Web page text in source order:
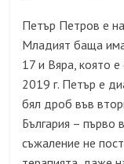
кухня|
реклама|
минало|
Петър Петров е
Младият баща
17 и Вяра, която
2019 г. Петър е
бял дроб във
България – първо
съжаление не